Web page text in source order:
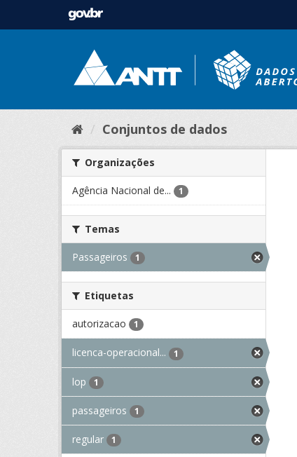
Conjuntos de dados
Organizações
Agência Nacional de... 1
Temas
Passageiros 1
Etiquetas
autorizacao 1
licenca-operacional... 1
lop 1
passageiros 1
regular 1